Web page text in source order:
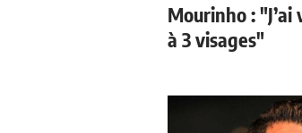
Mourinho :
à 3 visages"